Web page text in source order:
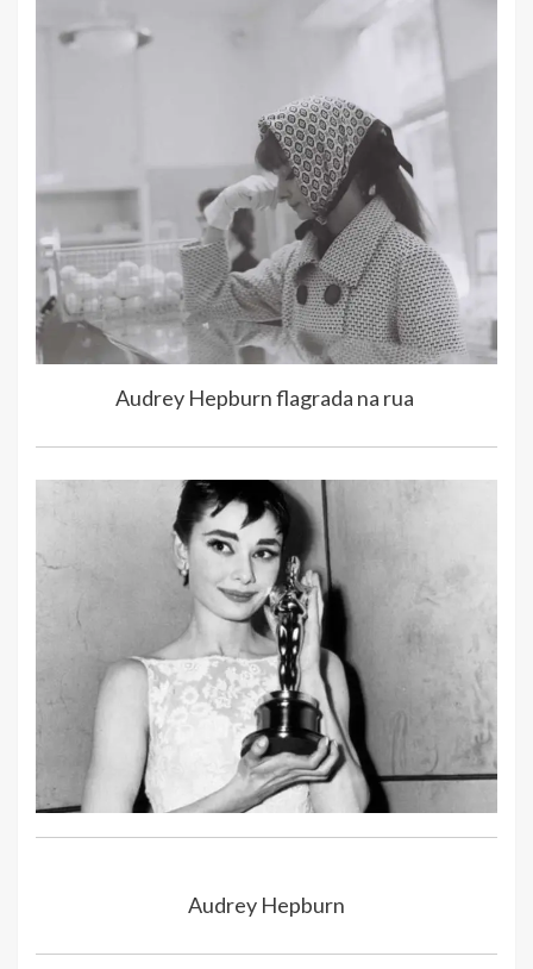
Audrey Hepburn flagrada na rua
Audrey Hepburn